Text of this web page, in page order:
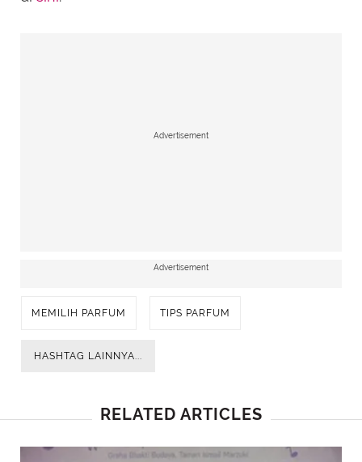
Advertisement
Advertisement
MEMILIH PARFUM TIPS PARFUM
HASHTAG LAINNYA...
RELATED ARTICLES